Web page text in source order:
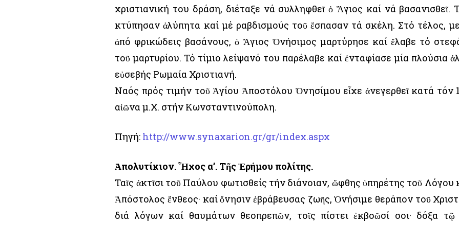
χριστιανική του δράση, διέταξε νά συλληφθεῖ ὁ Ἅγιος καί νά βασανισθεῖ.
κτύπησαν ἀλύπητα καί μέ ραβδισμούς τοῦ ἔσπασαν τά σκέλη. Στό τέλος,
ἀπό φρικώδεις βασάνους, ὁ Ἅγιος Ὀνήσιμος μαρτύρησε καί ἔλαβε τό
τοῦ μαρτυρίου. Τό τίμιο λείψανό του παρέλαβε καί ἐνταφίασε μία πλούσια
εὐσεβής Ρωμαία Χριστιανή.
Ναός πρός τιμήν τοῦ Ἁγίου Ἀποστόλου Ὀνησίμου εἶχε ἀνεγερθεῖ κατά τόν
αἰῶνα μ.Χ. στήν Κωνσταντινούπολη.
Πηγή: http://www.synaxarion.gr/gr/index.aspx
Ἀπολυτίκιον. Ἦχος α’. Τῆς Ἐρήμου πολίτης.
Ταῖς ἀκτῖσι τοῦ Παύλου φωτισθείς τήν διάνοιαν, ὤφθης ὑπηρέτης τοῦ Λόγου
Ἀπόστολος ἔνθεος· καί ὄνησιν ἐβράβευσας ζωῆς, Ὀνήσιμε θεράπον τοῦ
διά λόγων καί θαυμάτων θεοπρεπῶν, τοῖς πίστει ἐκβοῶσί σοι· δόξα τῷ